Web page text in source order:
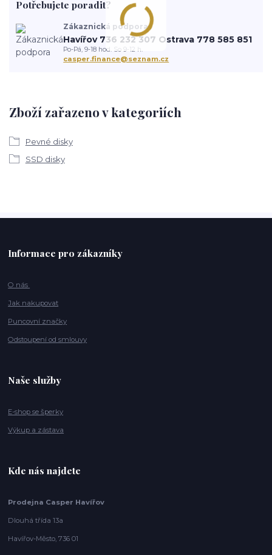
Zboží zařazeno v kategoriích
Pevné disky
SSD disky
Potřebujete poradit?
Zákaznická podpora
Havířov 736 232 307 Ostrava 778 585 851
Po-Pá, 9-18 hod. So 9-12 h.
casper.finance@seznam.cz
Informace pro zákazníky
O nás
Jak nakupovat
Puncovní značky
Odstoupení od smlouvy
Naše služby
E-shop se šperky
Výkup a zástava
Kde nás najdete
Prodejna Casper Havířov
Dlouhá třída 13a
Havířov-Město, 736 01